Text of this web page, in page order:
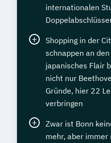
internationalen
Shopping in der
schnappen an
japanisches Flair
nicht nur
Gründe, hier 22
verbringen
Zwar ist Bonn
mehr, aber immer